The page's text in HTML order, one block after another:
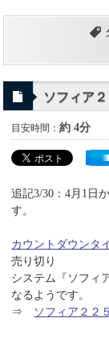
ソフィア
目安時間：約 4分
追記3/30：4月1日
す。
カウントダウンタ
売り切り
システム『ソフィ
なるようです。
⇒
ソフィア２２５